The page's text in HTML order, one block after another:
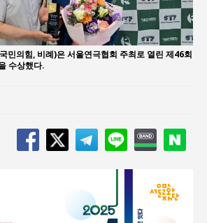
한국지방재정공제회, 2026년 정기 승진 인사 발표
민의힘, 비례)은 서울연극협회 주최로 열린 제46회
수상했다.